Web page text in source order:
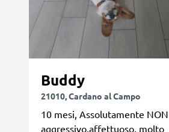
Buddy
21010, Cardano al Campo
10 mesi, Assolutamente NON
aggressivo,affettuoso, molto